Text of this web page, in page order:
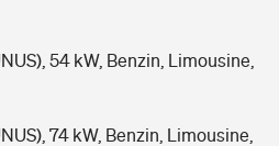
54 kW, Benzin, Limousine,
74 kW, Benzin, Limousine,